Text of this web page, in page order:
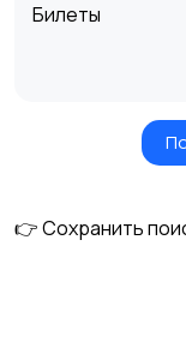
Билеты
Игры для
👉 Сохранить